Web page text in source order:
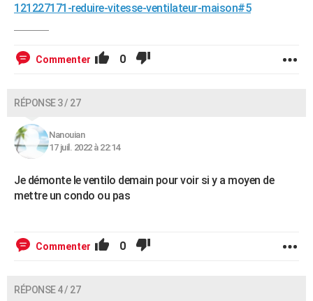
121227171-reduire-vitesse-ventilateur-maison#5
Commenter 0
RÉPONSE 3 / 27
Nanouian
17 juil. 2022 à 22:14
Je démonte le ventilo demain pour voir si y a moyen de
mettre un condo ou pas
Commenter 0
RÉPONSE 4 / 27